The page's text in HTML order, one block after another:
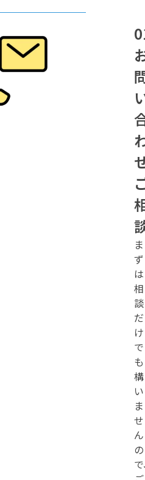
ま
ず
は
相
談
だ
け
で
も
構
い
ま
せ
ん
の